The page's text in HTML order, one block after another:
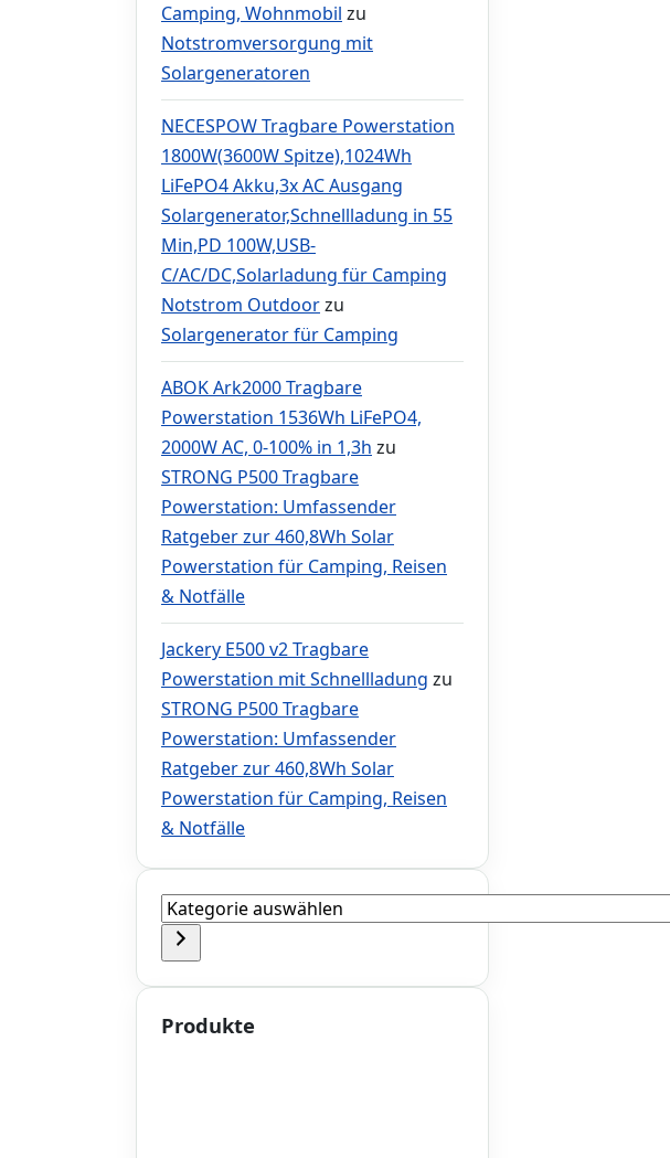
Camping, Wohnmobil zu
Notstromversorgung mit
Solargeneratoren
NECESPOW Tragbare Powerstation
1800W(3600W Spitze),1024Wh
LiFePO4 Akku,3x AC Ausgang
Solargenerator,Schnellladung in 55
Min,PD 100W,USB-
C/AC/DC,Solarladung für Camping
Notstrom Outdoorzu
Solargenerator für Camping
ABOK Ark2000 Tragbare
Powerstation 1536Wh LiFePO4,
2000W AC, 0-100% in 1,3h zu
STRONG P500 Tragbare
Powerstation: Umfassender
Ratgeber zur 460,8Wh Solar
Powerstation für Camping, Reisen
& Notfälle
Jackery E500 v2 Tragbare
Powerstation mit Schnellladung zu
STRONG P500 Tragbare
Powerstation: Umfassender
Ratgeber zur 460,8Wh Solar
Powerstation für Camping, Reisen
& Notfälle
Kategorie
auswählen
Produkte